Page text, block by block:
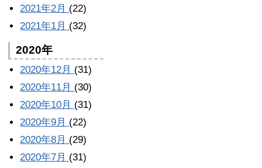
2021年2月 (22)
2021年1月 (32)
2020年
2020年12月 (31)
2020年11月 (30)
2020年10月 (31)
2020年9月 (22)
2020年8月 (29)
2020年7月 (31)